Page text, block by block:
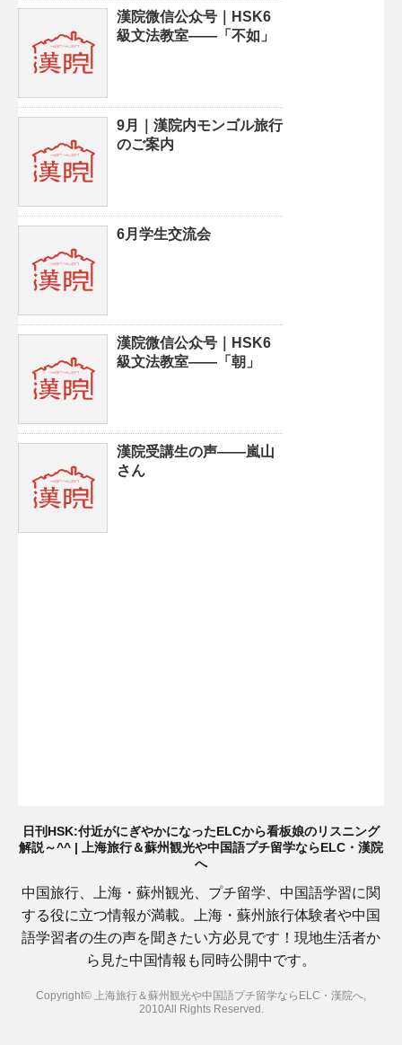
漢院微信公众号｜HSK6
級文法教室——「不如」
9月｜漢院内モンゴル旅行
のご案内
6月学生交流会
漢院微信公众号｜HSK6
級文法教室——「朝」
漢院受講生の声——嵐山
さん
日刊HSK:付近がにぎやかになったELCから看板娘のリスニング
解説～^^ | 上海旅行＆蘇州観光や中国語プチ留学ならELC・漢院
へ
中国旅行、上海・蘇州観光、プチ留学、中国語学習に関
する役に立つ情報が満載。上海・蘇州旅行体験者や中国
語学習者の生の声を聞きたい方必見です！現地生活者か
ら見た中国情報も同時公開中です。
Copyright© 上海旅行＆蘇州観光や中国語プチ留学ならELC・漢院へ,
2010All Rights Reserved.